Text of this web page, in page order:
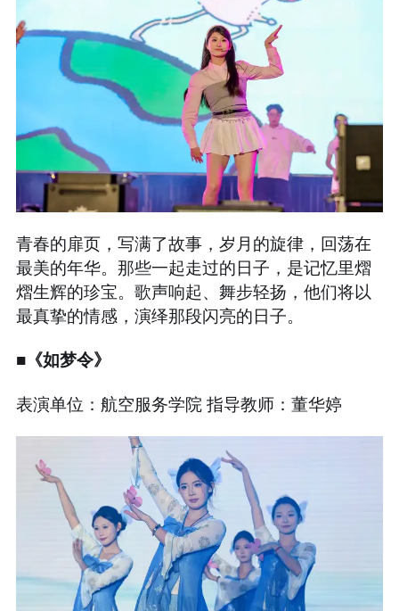
青春的扉页，写满了故事，岁月的旋律，回荡在
最美的年华。那些一起走过的日子，是记忆里熠
熠生辉的珍宝。歌声响起、舞步轻扬，他们将以
最真挚的情感，演绎那段闪亮的日子。
■《如梦令》
表演单位：航空服务学院 指导教师：董华婷